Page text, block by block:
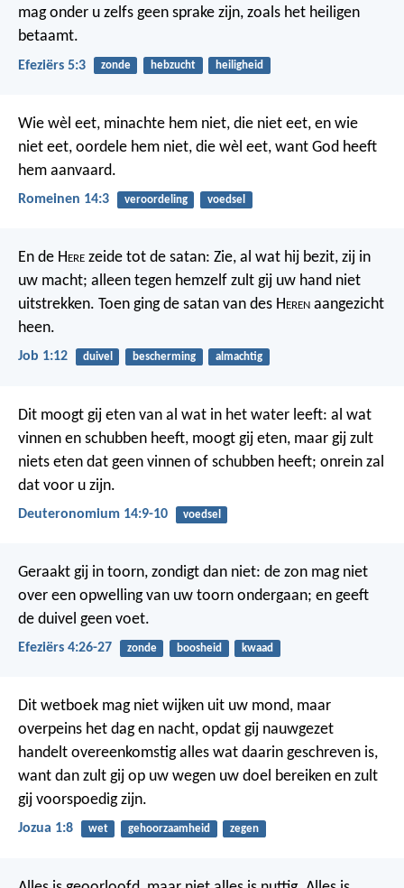
mag onder u zelfs geen sprake zijn, zoals het heiligen
betaamt.
Efeziërs 5:3 zonde hebzucht heiligheid
Wie wèl eet, minachte hem niet, die niet eet, en wie
niet eet, oordele hem niet, die wèl eet, want God heeft
hem aanvaard.
Romeinen 14:3 veroordeling voedsel
En de Here zeide tot de satan: Zie, al wat hij bezit, zij in
uw macht; alleen tegen hemzelf zult gij uw hand niet
uitstrekken. Toen ging de satan van des Heren aangezicht
heen.
Job 1:12 duivel bescherming almachtig
Dit moogt gij eten van al wat in het water leeft: al wat
vinnen en schubben heeft, moogt gij eten, maar gij zult
niets eten dat geen vinnen of schubben heeft; onrein zal
dat voor u zijn.
Deuteronomium 14:9-10 voedsel
Geraakt gij in toorn, zondigt dan niet: de zon mag niet
over een opwelling van uw toorn ondergaan; en geeft
de duivel geen voet.
Efeziërs 4:26-27 zonde boosheid kwaad
Dit wetboek mag niet wijken uit uw mond, maar
overpeins het dag en nacht, opdat gij nauwgezet
handelt overeenkomstig alles wat daarin geschreven is,
want dan zult gij op uw wegen uw doel bereiken en zult
gij voorspoedig zijn.
Jozua 1:8 wet gehoorzaamheid zegen